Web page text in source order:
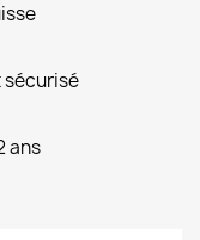
sécurisé
ans